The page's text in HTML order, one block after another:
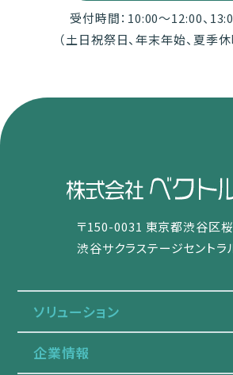
受付時間：10:00～12:00、
（土日祝祭日、年末年始、夏季休
〒150-0031 東京都渋谷区
渋谷サクラステージセントラ
ソリューション
企業情報